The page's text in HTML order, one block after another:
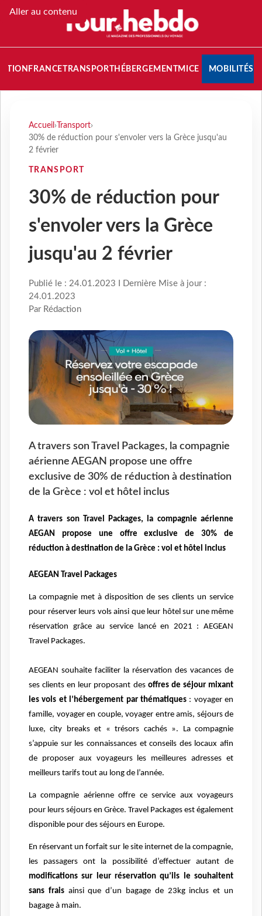
Aller au contenu
FRANCETRANSPORT HÉBERGEMENTMICE MOBILITÉS
Accueil › Transport›
30% de réduction pour s'envoler vers la Grèce jusqu'au
2 février
TRANSPORT
30% de réduction pour
s'envoler vers la Grèce
jusqu'au 2 février
Publié le : 24.01.2023 I Dernière Mise à jour :
24.01.2023
Par Rédaction
A travers son Travel Packages, la compagnie
aérienne AEGAN propose une offre
exclusive de 30% de réduction à destination
de la Grèce : vol et hôtel inclus
A travers son Travel Packages, la compagnie aérienne
AEGAN propose une offre exclusive de 30% de
réduction à destination de la Grèce : vol et hôtel inclus
AEGEAN Travel Packages
La compagnie met à disposition de ses clients un service
pour réserver leurs vols ainsi que leur hôtel sur une même
réservation grâce au service lancé en 2021 : AEGEAN
Travel Packages.
AEGEAN souhaite faciliter la réservation des vacances de
ses clients en leur proposant des offres de séjour mixant
les vols et l’hébergement par thématiques : voyager en
famille, voyager en couple, voyager entre amis, séjours de
luxe, city breaks et « trésors cachés ». La compagnie
s’appuie sur les connaissances et conseils des locaux afin
de proposer aux voyageurs les meilleures adresses et
meilleurs tarifs tout au long de l’année.
La compagnie aérienne offre ce service aux voyageurs
pour leurs séjours en Grèce. Travel Packages est également
disponible pour des séjours en Europe.
En réservant un forfait sur le site internet de la compagnie,
les passagers ont la possibilité d’effectuer autant de
modifications sur leur réservation qu’ils le souhaitent
sans fraisainsi que d’un bagage de 23kg inclus et un
bagage à main.